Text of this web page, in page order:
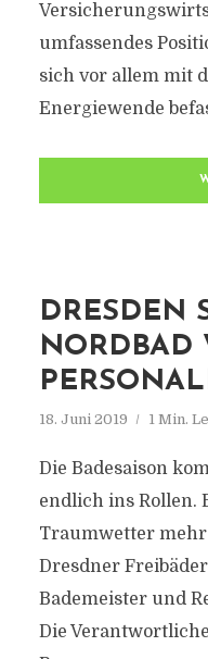
umfassendes
sich vor allem mit
Energiewende
DRESDEN
ORDBAD
18. Juni 2019 1 Min.
Die Badesaison
endlich ins Rollen.
Traumwetter mehr
Dresdner
Bademeister und
Die